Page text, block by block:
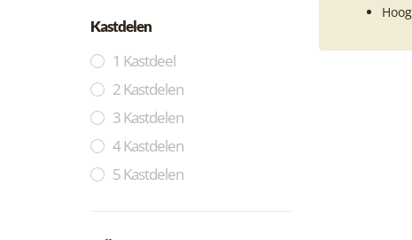
Kastdelen
1 Kastdeel
2 Kastdelen
3 Kastdelen
4 Kastdelen
5 Kastdelen